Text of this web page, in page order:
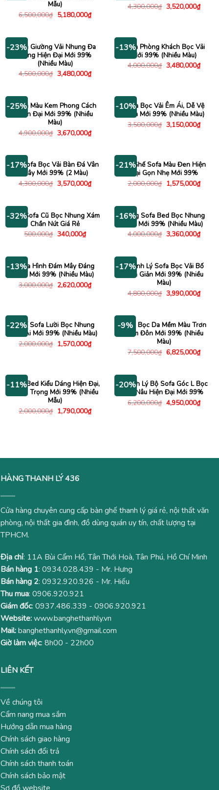
Mẫu)
6,500,000₫ Giá
gốc
5,180,000₫Giá
hiện
5,180,000₫.
4,300,000₫ Giá
gốc
3,520,000₫Giá
hiện
-23%
Sofa Giường Vải Nhung Đa
Năng Hiện Đại Mới 99%
(Nhiều Màu)
4,500,000₫ Giá
gốc
3,480,000₫Giá
hiện
3,480,000₫.
-13%
Sofa Phòng Khách Bọc Vải
Mới 99% (Nhiều Màu)
4,000,000₫ Giá
gốc
3,480,000₫Giá
hiện
-25%
Sofa Màu Kem Phong Cách
Hiện Đại Mới 99% (Nhiều
Màu)
4,900,000₫ Giá
gốc
3,670,000₫Giá
hiện
3,670,000₫.
-10%
Sofa Bọc Vải Êm Ái, Dễ Vệ
Sinh Mới 99% (Nhiều Màu)
3,500,000₫ Giá
gốc
3,150,000₫Giá
hiện
-17%
Bộ Sofa Bọc Vải Bàn Đá Vân
Mây Mới 99% (2 Màu)
4,300,000₫ Giá
gốc
3,570,000₫Giá
hiện
3,570,000₫.
-21%
Bộ Ghế Sofa Màu Đen Hiện
Đại Gọn Nhẹ Mới 99%
2,000,000₫ Giá
gốc
1,575,000₫Giá
hiện
-32%
Ghế Sofa Cũ Bọc Nhung Xám
Chần Nút Giá Rẻ
500,000₫ Giá
340,000₫Giá
hiện
340,000₫.
-16%
Băng Sofa Bed Bọc Nhung
Mịn Mới 99% (Nhiều Màu)
4,000,000₫ Giá
gốc
3,360,000₫Giá
hiện
-13%Sofa Hình Đám Mây Đáng
Yêu Mới 99% (Nhiều Màu)
3,000,000₫ Giá
gốc
2,620,000₫Giá
hiện
-17%
Thanh Lý Sofa Bọc Vải Bố
Đơn Giản Mới 99% (Nhiều
Màu)
4,800,000₫ Giá
gốc
3,990,000₫Giá
hiện
-22%
Ghế Sofa Lười Bọc Nhung
Êm Ái Mới 99% (Nhiều Màu)
2,000,000₫ Giá
gốc
1,570,000₫Giá
hiện
-9%
Sofa Bọc Da Mềm Màu Trơn
Kèm Đôn Mới 99% (Nhiều
Màu)
7,500,000₫ Giá
gốc
6,825,000₫Giá
hiện
-11%
Sofa Bed Kiểu Dáng Hiện Đại,
Sang Trọng Mới 99% (Nhiều
Mẫu)
2,000,000₫ Giá
gốc
1,790,000₫Giá
hiện
-20%
Thanh Lý Bộ Sofa Góc L Bọc
Da Nâu Hiện Đại Mới 99%
6,200,000₫ Giá
gốc
4,950,000₫Giá
hiện
HÀNG THANH LÝ 436
Cửa hàng chuyên cung cấp bàn ghế thanh lý giá rẻ, nội thất văn
phòng, nội thất gia đình, đồ dùng quán uy tín, chất lượng tại
TPHCM.
Địa chỉ: 11A Bùi Cẩm Hổ, Tân Thới Hoà, Tân Phú, Hồ Chí Minh
Bán hàng 1: 0934.028.439 - Mr. Hưng
Bán hàng 2: 0932.920.926 - Mr. Hiếu
Thu mua: 0906.920.921
Giám đốc: 0937.486.339 - 0906.920.921
Website:www.banghethanhly.vn
Mail:banghethanhly.vn@gmail.com
Giờ làm việc: 8h00 - 22h00
LIÊN KẾT
Về chúng tôi
Cẩm nang mua sắm
Hướng dẫn mua hàng
Chính sách giao hàng
Chính sách đổi trả
Chính sách thanh toán
Chính sách bảo mật